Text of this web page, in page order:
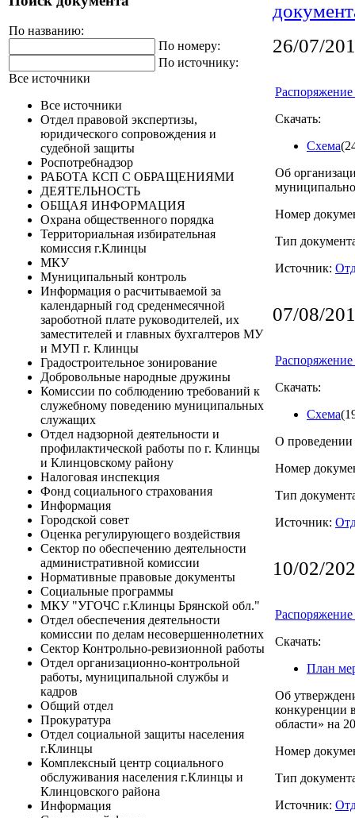
По названию:
По номеру:
По источнику:
Все источники
Все источники
Отдел правовой экспертизы,
юридического сопровождения и
судебной защиты
Роспотребнадзор
РАБОТА КСП С ОБРАЩЕНИЯМИ
ДЕЯТЕЛЬНОСТЬ
ОБЩАЯ ИНФОРМАЦИЯ
Охрана общественного порядка
Территориальная избирательная
комиссия г.Клинцы
МКУ
Муниципальный контроль
Информация о расчитываемой за
календарный год среденмесячной
зароботной плате руководителей, их
заместителей и главных бухгалтеров МУ
и МУП г. Клинцы
Градостроительное зонирование
Добровольные народные дружины
Комиссии по соблюдению требований к
служебному поведению муниципальных
служащих
Отдел надзорной деятельности и
профилактической работы по г. Клинцы
и Клинцовскому району
Налоговая инспекция
Фонд социального страхования
Информация
Городской совет
Оценка регулирующего воздействия
Сектор по обеспечению деятельности
административной комиссии
Нормативные правовые документы
Социальные программы
МКУ "УГОЧС г.Клинцы Брянской обл."
Отдел обеспечения деятельности
комиссии по делам несовершеннолетних
Сектор Контрольно-ревизионной работы
Отдел организационно-контрольной
работы, муниципальной службы и
кадров
Общий отдел
Прокуратура
Отдел социальной защиты населения
г.Клинцы
Комплексный центр социального
обслуживания населения г.Клинцы и
Клинцовского района
Информация
26/07/
Скачать:
Схема
Об
Номер
Тип
Источник:
07/08/
Скачать:
Схема
О проведении
Номер
Тип
Источник:
10/02/
Скачать:
План
Об
конкуренции
области» на
Номер
Тип
Источник: